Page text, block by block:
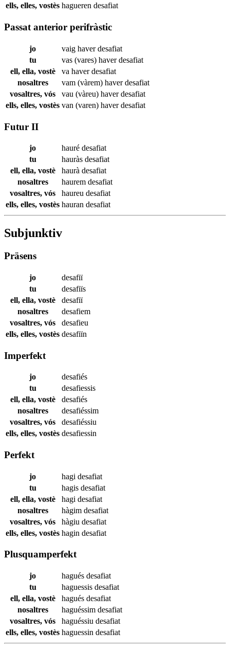
ells, elles, vostès hagueren desafiat
Passat anterior perifràstic
jo vaig haverdesafiat
tu
vas (vares) haverdesafiat
ell, ella, vostè
va haverdesafiat
nosaltres
vam (vàrem) haverdesafiat
vosaltres, vós
vau (vàreu) haverdesafiat
ells, elles, vostès van (varen) haverdesafiat
Futur II
jo hauré desafiat
tu
hauràs desafiat
ell, ella, vostè
haurà desafiat
nosaltres
haurem desafiat
vosaltres, vós
haureu desafiat
ells, elles, vostès hauran desafiat
Subjunktiv
Präsens
jo
desafiï
tu
desafiïs
ell, ella, vostè
desafiï
nosaltres
desafiem
vosaltres, vós
desafieu
ells, elles, vostès desafiïn
Imperfekt
jo
desafiés
tu
desafiessis
ell, ella, vostè
desafiés
nosaltres
desafiéssim
vosaltres, vós
desafiéssiu
ells, elles, vostès desafiessin
Perfekt
jo hagi desafiat
tu
hagis desafiat
ell, ella, vostè
hagi desafiat
nosaltres
hàgim desafiat
vosaltres, vós
hàgiu desafiat
ells, elles, vostès hagin desafiat
Plusquamperfekt
jo hagués desafiat
tu
haguessis desafiat
ell, ella, vostè
hagués desafiat
nosaltres
haguéssim desafiat
vosaltres, vós
haguéssiu desafiat
ells, elles, vostès haguessin desafiat